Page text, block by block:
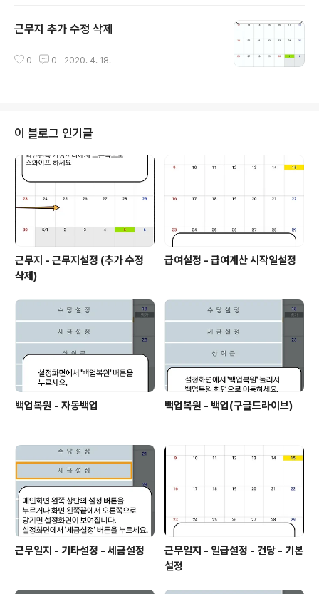
근무지 추가 수정 삭제
0 0 2020. 4. 18.
이 블로그 인기글
근무지 - 근무지설정 (추가 수정
삭제)
급여설정 - 급여계산 시작일설정
백업복원 - 자동백업 백업복원 - 백업(구글드라이브)
근무일지 - 기타설정 - 세금설정
근무일지 - 일급설정 - 건당 - 기본
설정